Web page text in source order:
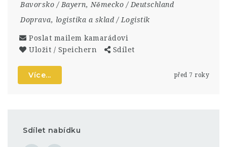
Bavorsko / Bayern, Německo / Deutschland
Doprava, logistika a sklad / Logistik
Poslat mailem kamarádovi
Uložit / Speichern
Sdílet
Více... před 7 roky
Sdílet nabídku